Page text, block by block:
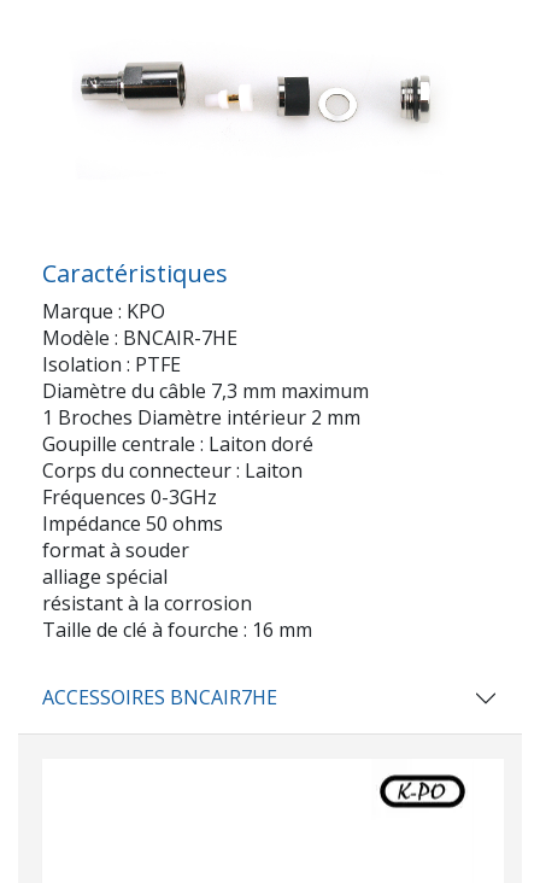
Caractéristiques
Marque : KPO
Modèle : BNCAIR-7HE
Isolation : PTFE
Diamètre du câble 7,3 mm maximum
1 Broches Diamètre intérieur 2 mm
Goupille centrale : Laiton doré
Corps du connecteur : Laiton
Fréquences 0-3GHz
Impédance 50 ohms
format à souder
alliage spécial
résistant à la corrosion
Taille de clé à fourche : 16 mm
ACCESSOIRES BNCAIR7HE